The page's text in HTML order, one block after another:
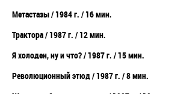
Метастазы / 1984 г. / 16 мин.
Трактора / 1987 г. / 12 мин.
Я холоден, ну и что? / 1987 г. / 15 мин.
Революционный этюд / 1987 г. / 8 мин.